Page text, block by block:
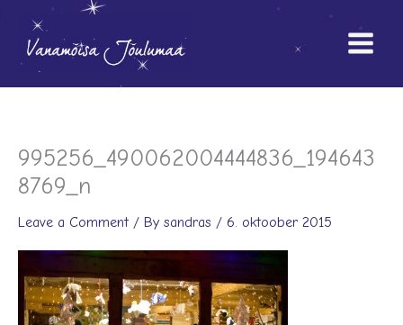
content
995256_490062004444836_194643
8769_n
Leave a Comment / By sandras / 6. oktoober 2015